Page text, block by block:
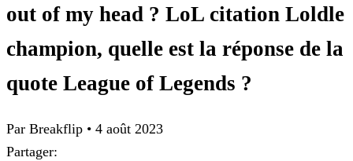
out of my head ? LoL citation Loldle
champion, quelle est la réponse de la
quote League of Legends ?
Par Breakflip • 4 août 2023
Partager: